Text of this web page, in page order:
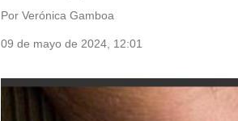
Por Verónica Gamboa
09 de mayo de 2024, 12:01